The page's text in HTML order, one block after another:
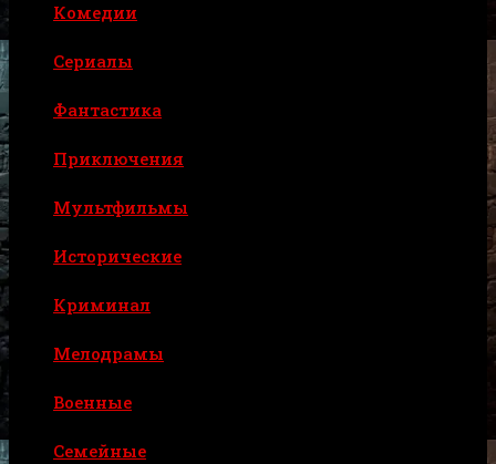
Комедии
Сериалы
Фантастика
Приключения
Мультфильмы
Исторические
Криминал
Мелодрамы
Военные
Семейные